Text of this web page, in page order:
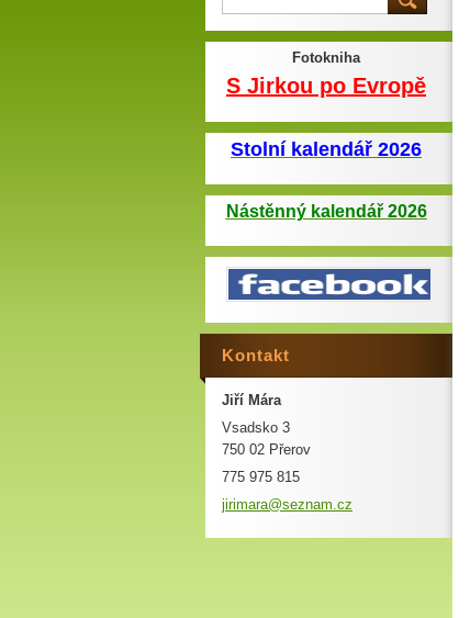
Fotokniha
S Jirkou po Evropě
Stolní kalendář 2026
Nástěnný kalendář 2026
Kontakt
Jiří Mára
Vsadsko 3
750 02 Přerov
775 975 815
jirimara@seznam.cz